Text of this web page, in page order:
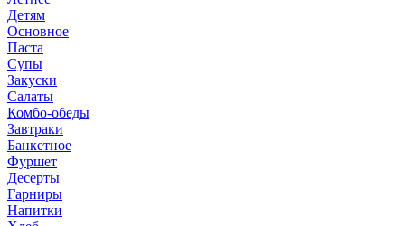
Детям
Основное
Паста
Супы
Закуски
Салаты
Комбо-обеды
Завтраки
Банкетное
Фуршет
Десерты
Гарниры
Напитки